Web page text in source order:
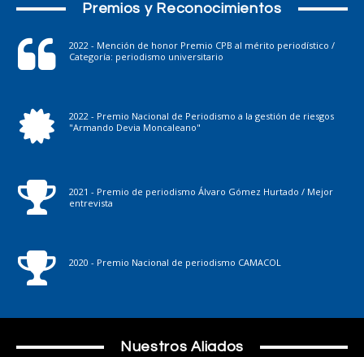
Premios y Reconocimientos
2022 - Mención de honor Premio CPB al mérito periodístico /
Categoría: periodismo universitario
2022 - Premio Nacional de Periodismo a la gestión de riesgos
"Armando Devia Moncaleano"
2021 - Premio de periodismo Álvaro Gómez Hurtado / Mejor
entrevista
2020 - Premio Nacional de periodismo CAMACOL
Nuestros Aliados